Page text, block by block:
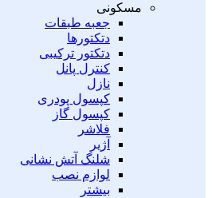
مسکونی
جعبه طبقات
دتکتورها
دتکتور ترکیبی
کنترل پانل
نازل
کپسول پودری
کپسول گاز
فلاشر
آژیر
شلنگ آتش نشانی
لوازم نصب
بیشتر